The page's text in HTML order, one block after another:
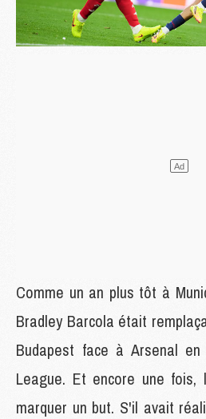
Comme un an plus tôt à
Bradley Barcola était
Budapest face à Arsenal
League. Et encore une
marquer un but. S'il avait